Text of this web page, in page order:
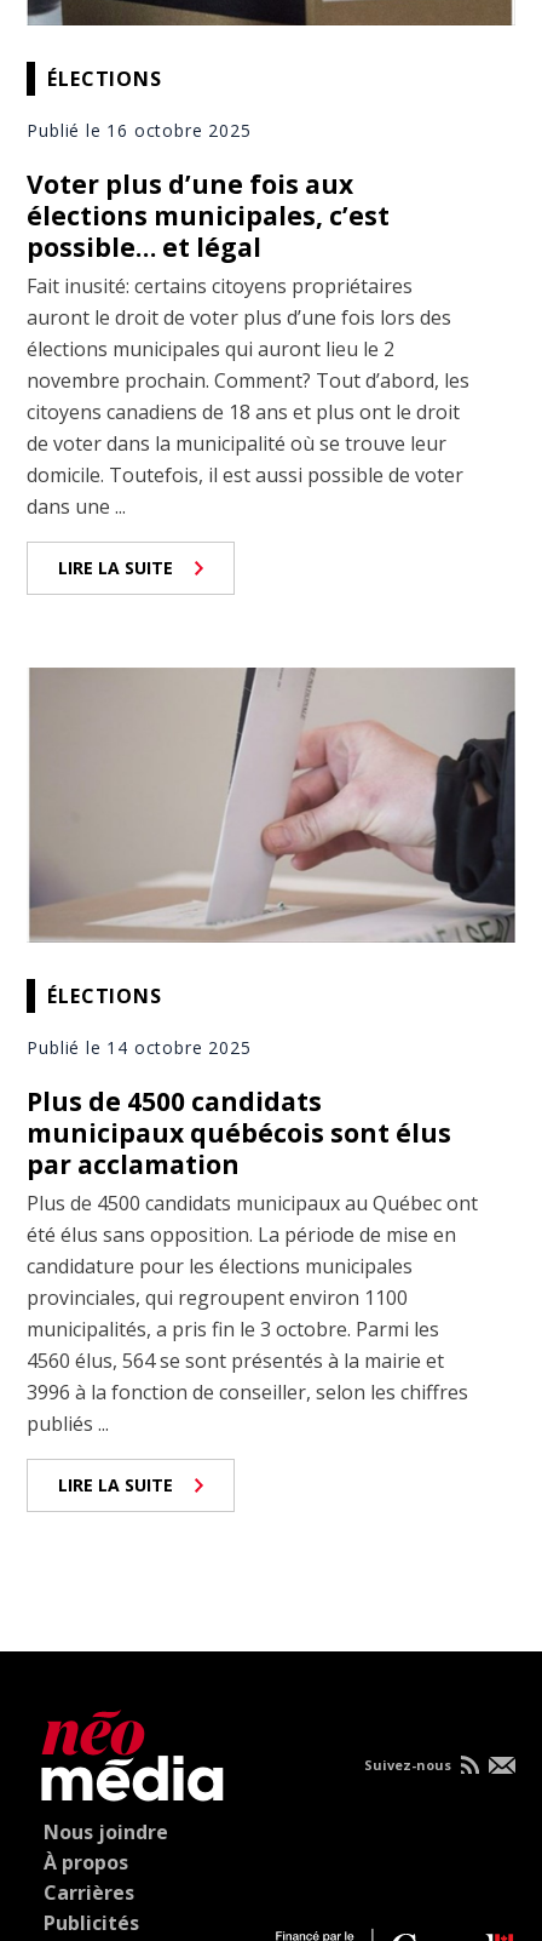
ÉLECTIONS
Publié le 16 octobre 2025
Voter plus d’une fois aux
élections municipales, c’est
possible… et légal
Fait inusité: certains citoyens propriétaires
auront le droit de voter plus d’une fois lors des
élections municipales qui auront lieu le 2
novembre prochain. Comment? Tout d’abord, les
citoyens canadiens de 18 ans et plus ont le droit
de voter dans la municipalité où se trouve leur
domicile. Toutefois, il est aussi possible de voter
dans une ...
LIRE LA SUITE
ÉLECTIONS
Publié le 14 octobre 2025
Plus de 4500 candidats
municipaux québécois sont élus
par acclamation
Plus de 4500 candidats municipaux au Québec ont
été élus sans opposition. La période de mise en
candidature pour les élections municipales
provinciales, qui regroupent environ 1100
municipalités, a pris fin le 3 octobre. Parmi les
4560 élus, 564 se sont présentés à la mairie et
3996 à la fonction de conseiller, selon les chiffres
publiés ...
LIRE LA SUITE
Nous joindre
À propos
Carrières
Publicités
Suivez-nous